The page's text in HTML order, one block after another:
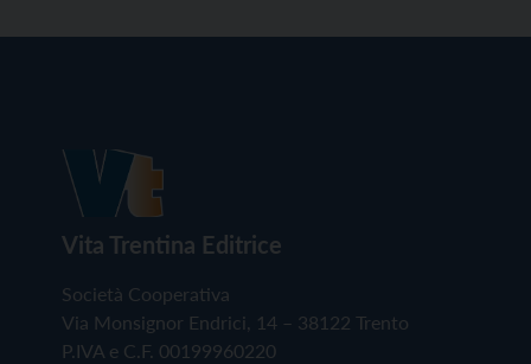
Vita Trentina Editrice
Società Cooperativa
Via Monsignor Endrici, 14 – 38122 Trento
P.IVA e C.F. 00199960220